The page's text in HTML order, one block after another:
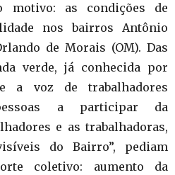
motivo: as condições de
nos bairros Antônio
de Morais (OM). Das
verde, já conhecida por
a voz de trabalhadores
a participar da
e as trabalhadoras,
do Bairro”, pediam
coletivo: aumento da